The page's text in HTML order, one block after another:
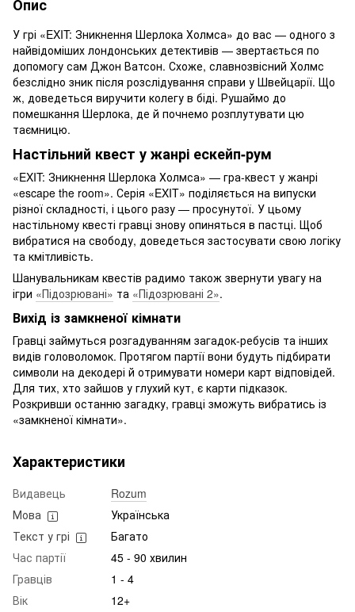
Опис
У грі «EXIT: Зникнення Шерлока Холмса» до вас — одного з
найвідоміших лондонських детективів — звертається по
допомогу сам Джон Ватсон. Схоже, славнозвісний Холмс
безслідно зник після розслідування справи у Швейцарії. Що
ж, доведеться виручити колегу в біді. Рушаймо до
помешкання Шерлока, де й почнемо розплутувати цю
таємницю.
Настільний квест у жанрі ескейп-рум
«EXIT: Зникнення Шерлока Холмса» — гра-квест у жанрі
«escape the room». Серія «EXIT» поділяється на випуски
різної складності, і цього разу — просунутої. У цьому
настільному квесті гравці знову опиняться в пастці. Щоб
вибратися на свободу, доведеться застосувати свою логіку
та кмітливість.
Шанувальникам квестів радимо також звернути увагу на
ігри «Підозрювані» та «Підозрювані 2».
Вихід із замкненої кімнати
Гравці займуться розгадуванням загадок-ребусів та інших
видів головоломок. Протягом партії вони будуть підбирати
символи на декодері й отримувати номери карт відповідей.
Для тих, хто зайшов у глухий кут, є карти підказок.
Розкривши останню загадку, гравці зможуть вибратись із
«замкненої кімнати».
Характеристики
Видавець
Rozum
Мова
Українська
Текст у грі
Багато
Час партії
45 - 90 хвилин
Гравців
1 - 4
Вік
12+